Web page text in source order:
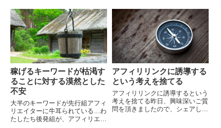
フィリエイトやるなら定期購読必
須ブログ21選」の中の1つとして
取り上げ...
（@sptomy01）です。 運営開始
から20か月、アフ...
稼げるキーワードが枯渇す
ることに対する漠然とした
不安
大半のキーワードが先行組アフィ
リエイターに牛耳られている…わ
たしたち後発組が、アフィリエイ
アフィリリンクに誘導する
という考えを捨てる
アフィリリンクに誘導するという
考えを捨てる昨日、興味深いご質
問を頂きましたので、シェアした